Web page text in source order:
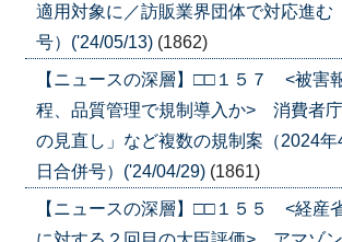
適用対象に／訪販業界団体で対応進む
号）('24/05/13) (1862)
【ニュースの深層】□□１５７ <被害
程、品質管理で規制導入か> 消費者
の見直し」など複数の規制案（2024
日合併号）('24/04/29) (1861)
【ニュースの深層】□□１５５ <経産